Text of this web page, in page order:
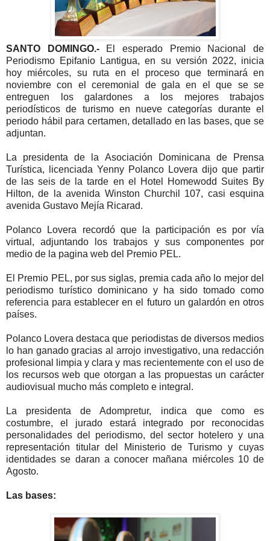
SANTO DOMINGO.- El esperado Premio Nacional de
Periodismo Epifanio Lantigua, en su versión 2022, inicia
hoy miércoles, su ruta en el proceso que terminará en
noviembre con el ceremonial de gala en el que se se
entreguen los galardones a los mejores trabajos
periodísticos de turismo en nueve categorías durante el
periodo hábil para certamen, detallado en las bases, que se
adjuntan.
La presidenta de la Asociación Dominicana de Prensa
Turística, licenciada Yenny Polanco Lovera dijo que partir
de las seis de la tarde en el Hotel Homewodd Suites By
Hilton, de la avenida Winston Churchil 107, casi esquina
avenida Gustavo Mejía Ricarad.
Polanco Lovera recordó que la participación es por vía
virtual, adjuntando los trabajos y sus componentes por
medio de la pagina web del Premio PEL.
El Premio PEL, por sus siglas, premia cada año lo mejor del
periodismo turístico dominicano y ha sido tomado como
referencia para establecer en el futuro un galardón en otros
países.
Polanco Lovera destaca que periodistas de diversos medios
lo han ganado gracias al arrojo investigativo, una redacción
profesional limpia y clara y mas recientemente con el uso de
los recursos web que otorgan a las propuestas un carácter
audiovisual mucho más completo e integral.
La presidenta de Adompretur, indica que como es
costumbre, el jurado estará integrado por reconocidas
personalidades del periodismo, del sector hotelero y una
representación titular del Ministerio de Turismo y cuyas
identidades se daran a conocer mañana miércoles 10 de
Agosto.
Las bases: